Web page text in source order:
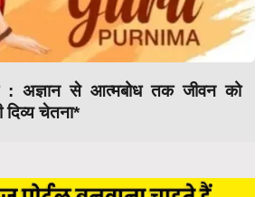
अज्ञान से आत्मबोध तक जीवन को
दिव्य चेतना*